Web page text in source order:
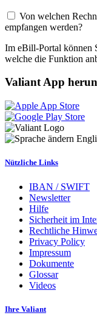
Von welchen
empfangen werden?
Im eBill-Portal können
welche die Funktion
Valiant App
Nützliche Links
IBAN / SWIFT
Newsletter
Hilfe
Sicherheit im
Rechtliche
Privacy Policy
Impressum
Dokumente
Glossar
Videos
Ihre Valiant